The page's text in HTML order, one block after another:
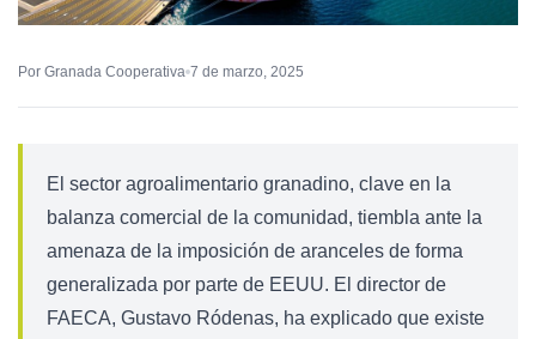
Por Granada Cooperativa 7 de marzo, 2025
El sector agroalimentario granadino, clave en la
balanza comercial de la comunidad, tiembla ante la
amenaza de la imposición de aranceles de forma
generalizada por parte de EEUU. El director de
FAECA, Gustavo Ródenas, ha explicado que existe